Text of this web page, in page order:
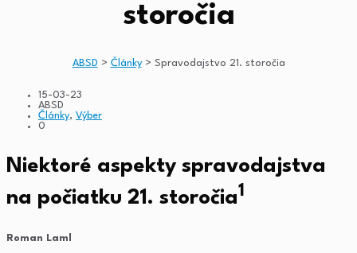
storočia
ABSD > Články> Spravodajstvo 21. storočia
15-03-23
ABSD
Články, Výber
0
Niektoré aspekty spravodajstva
na počiatku 21. storočia1
Roman Laml